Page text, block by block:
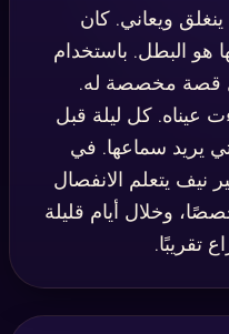
ويعاني. كان
هو البطل. باستخدام
قصة مخصصة له.
عيناه. كل ليلة قبل
يريد سماعها. في
نيف يتعلم الانفصال
وخلال أيام قليلة
تقريبًا.